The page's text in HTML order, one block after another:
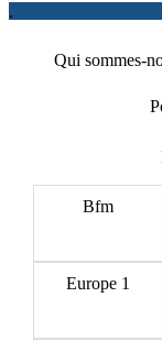
.
Qui sommes-
Bfm
Europe 1